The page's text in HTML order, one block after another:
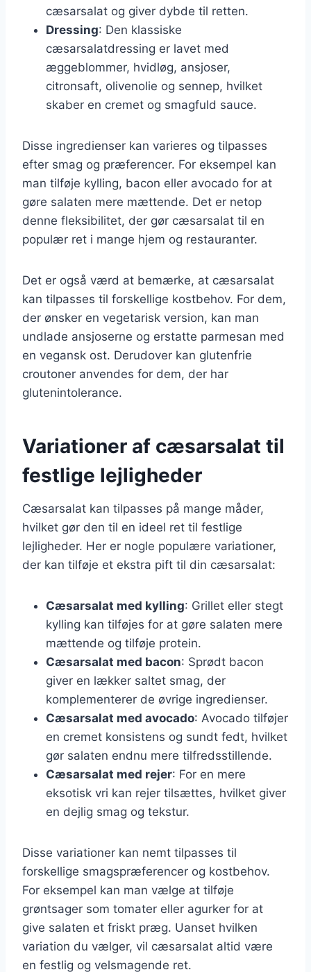
cæsarsalat og giver dybde til retten.
Dressing: Den klassiske
cæsarsalatdressing er lavet med
æggeblommer, hvidløg, ansjoser,
citronsaft, olivenolie og sennep, hvilket
skaber en cremet og smagfuld sauce.
Disse ingredienser kan varieres og tilpasses
efter smag og præferencer. For eksempel kan
man tilføje kylling, bacon eller avocado for at
gøre salaten mere mættende. Det er netop
denne fleksibilitet, der gør cæsarsalat til en
populær ret i mange hjem og restauranter.
Det er også værd at bemærke, at cæsarsalat
kan tilpasses til forskellige kostbehov. For dem,
der ønsker en vegetarisk version, kan man
undlade ansjoserne og erstatte parmesan med
en vegansk ost. Derudover kan glutenfrie
croutoner anvendes for dem, der har
glutenintolerance.
Variationer af cæsarsalat til
festlige lejligheder
Cæsarsalat kan tilpasses på mange måder,
hvilket gør den til en ideel ret til festlige
lejligheder. Her er nogle populære variationer,
der kan tilføje et ekstra pift til din cæsarsalat:
Cæsarsalat med kylling: Grillet eller stegt
kylling kan tilføjes for at gøre salaten mere
mættende og tilføje protein.
Cæsarsalat med bacon: Sprødt bacon
giver en lækker saltet smag, der
komplementerer de øvrige ingredienser.
Cæsarsalat med avocado: Avocado tilføjer
en cremet konsistens og sundt fedt, hvilket
gør salaten endnu mere tilfredsstillende.
Cæsarsalat med rejer: For en mere
eksotisk vri kan rejer tilsættes, hvilket giver
en dejlig smag og tekstur.
Disse variationer kan nemt tilpasses til
forskellige smagspræferencer og kostbehov.
For eksempel kan man vælge at tilføje
grøntsager som tomater eller agurker for at
give salaten et friskt præg. Uanset hvilken
variation du vælger, vil cæsarsalat altid være
en festlig og velsmagende ret.